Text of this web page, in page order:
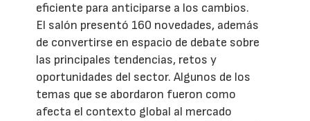
eficiente para anticiparse a los cambios.
El salón presentó 160 novedades, además
de convertirse en espacio de debate sobre
las principales tendencias, retos y
oportunidades del sector. Algunos de los
temas que se abordaron fueron como
afecta el contexto global al mercado